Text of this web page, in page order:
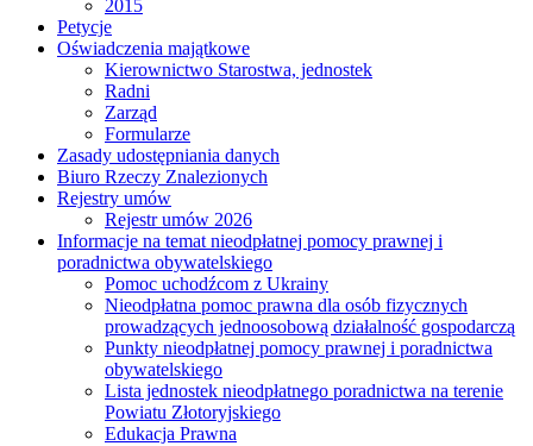
2015
Petycje
Oświadczenia majątkowe
Kierownictwo Starostwa, jednostek
Radni
Zarząd
Formularze
Zasady udostępniania danych
Biuro Rzeczy Znalezionych
Rejestry umów
Rejestr umów 2026
Informacje na temat nieodpłatnej pomocy prawnej i
poradnictwa obywatelskiego
Pomoc uchodźcom z Ukrainy
Nieodpłatna pomoc prawna dla osób fizycznych
prowadzących jednoosobową działalność gospodarczą
Punkty nieodpłatnej pomocy prawnej i poradnictwa
obywatelskiego
Lista jednostek nieodpłatnego poradnictwa na terenie
Powiatu Złotoryjskiego
Edukacja Prawna